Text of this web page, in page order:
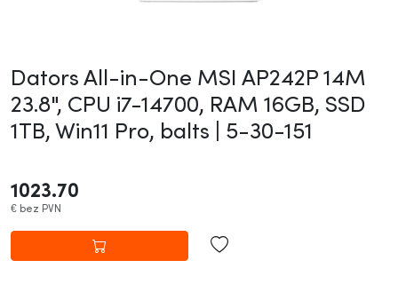
Dators All-in-One MSI AP242P 14M
23.8", CPU i7-14700, RAM 16GB, SSD
1TB, Win11 Pro, balts | 5-30-151
1023.70
€ bez PVN